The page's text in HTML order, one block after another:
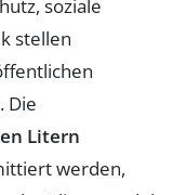
soziale
stellen
Die
Litern
werden,